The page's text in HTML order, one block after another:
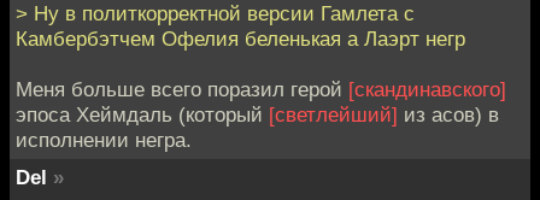
> Ну в политкорректной версии Гамлета с
Камбербэтчем Офелия беленькая а Лаэрт негр
Меня больше всего поразил герой [скандинавского]
эпоса Хеймдаль (который [светлейший] из асов) в
исполнении негра.
Del »